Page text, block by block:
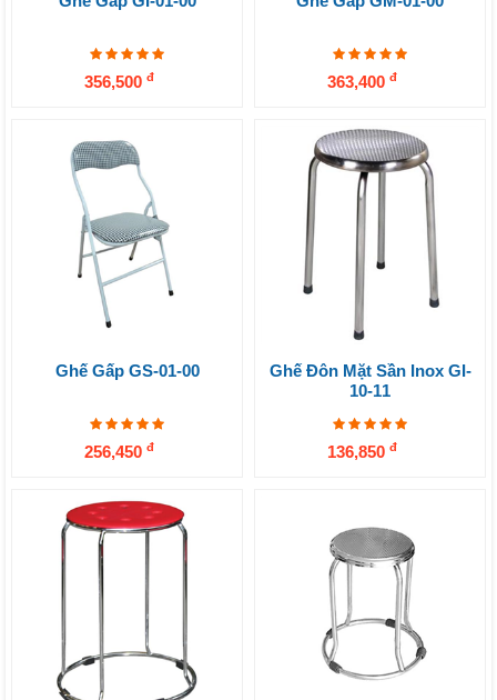
356,500 đ 363,400 đ
Ghế Gấp GS-01-00
256,450 đ
Ghế Đôn Mặt Sần Inox GI-
10-11
136,850 đ